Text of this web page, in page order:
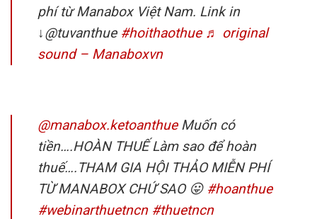
phí từ Manabox Việt Nam. Link in
↓@tuvanthue #hoithaothue ♬ original
sound – Manaboxvn
@manabox.ketoanthueMuốn có
tiền….HOÀN THUẾ Làm sao để hoàn
thuế….THAM GIA HỘI THẢO MIỄN PHÍ
TỪ MANABOX CHỨ SAO 😛 #hoanthue
#webinarthuetncn #thuetncn